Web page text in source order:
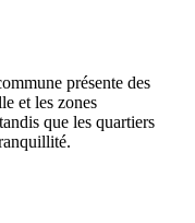
présente des
et les zones
que les quartiers